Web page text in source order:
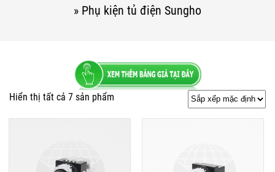
» Phụ kiện tủ điện Sungho
Hiển thị tất cả 7 sản phẩm